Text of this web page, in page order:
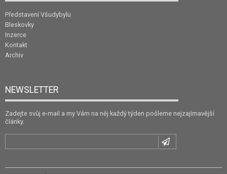
Představení Všudybylu
Bleskovky
Inzerce
Kontakt
Archiv
NEWSLETTER
Zadejte svůj e-mail a my Vám na něj každý týden pošleme nejzajímavější
články.